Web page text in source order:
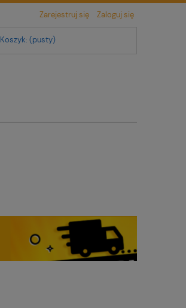
Zarejestruj się Zaloguj się
Koszyk: (pusty)